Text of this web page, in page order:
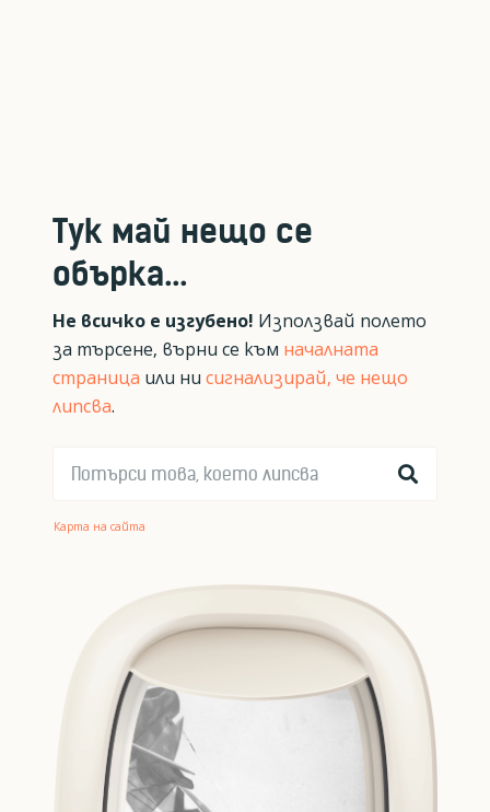
Тук май нещо се
обърка...
Не всичко е изгубено! Използвай полето
за търсене, върни се към началната
страница или ни сигнализирай, че нещо
липсва.
Карта на сайта